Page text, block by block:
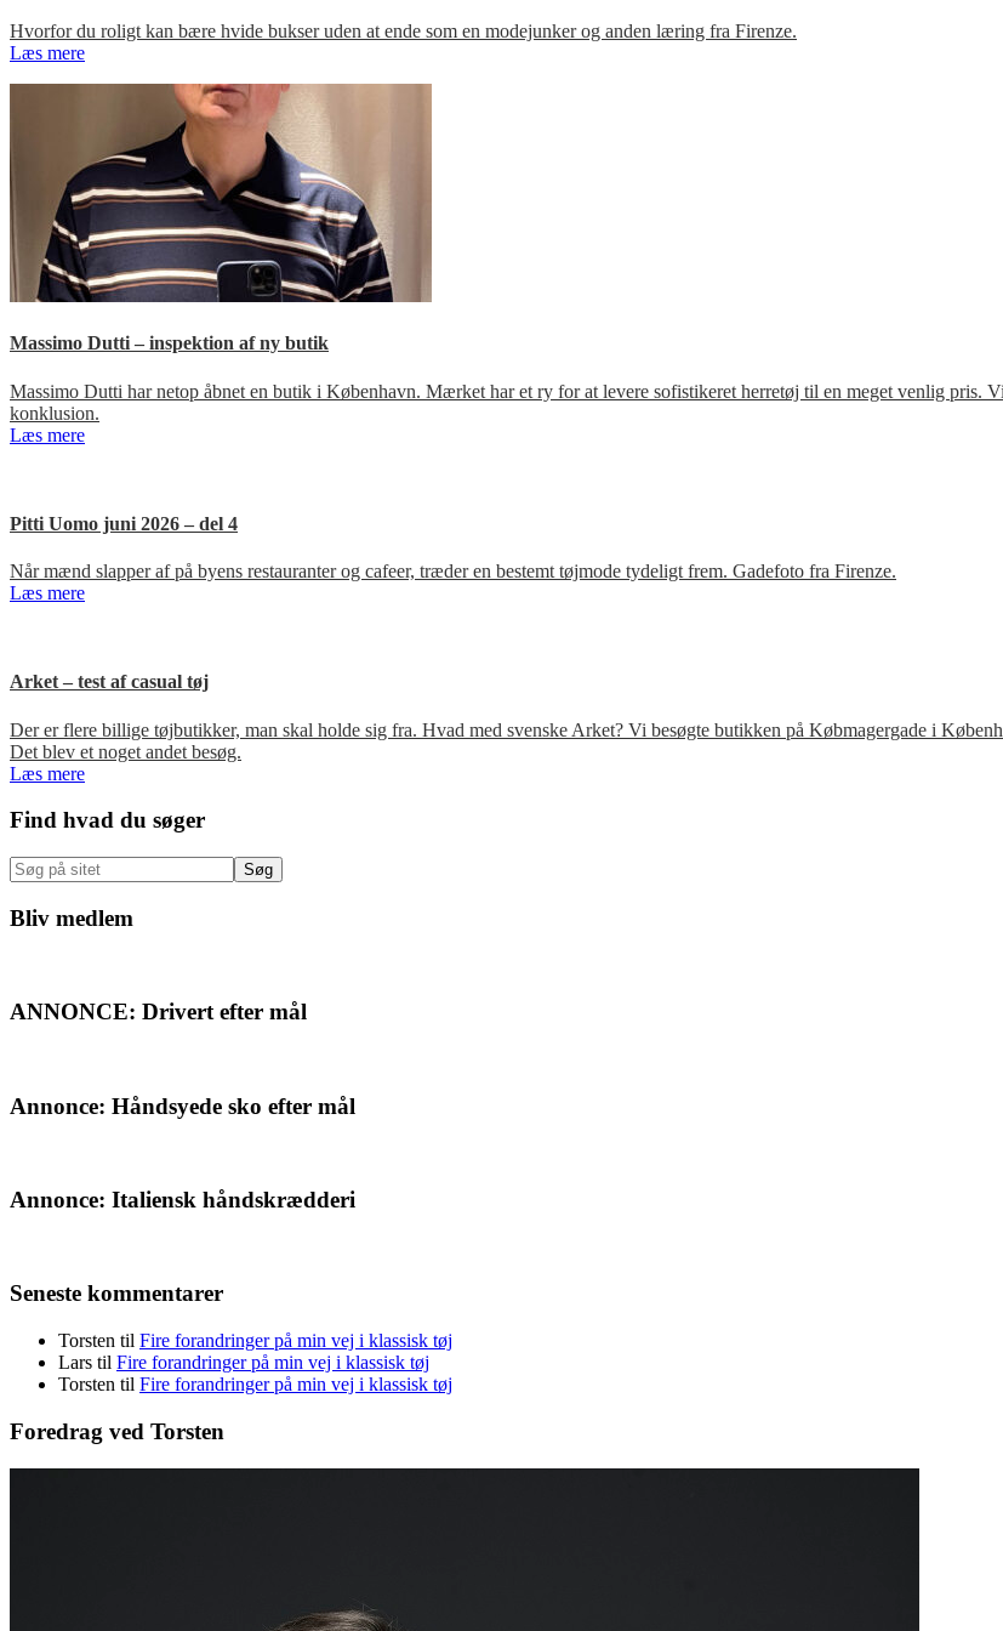
Hvorfor du roligt kan bære hvide bukser uden at ende som en modejunker og anden læring fra Firenze.
Læs mere
Massimo Dutti – inspektion af ny butik
Massimo Dutti har netop åbnet en butik i København. Mærket har et ry for at levere sofistikeret herretøj til en meget venlig pris.
konklusion.
Læs mere
Pitti Uomo juni 2026 – del 4
Når mænd slapper af på byens restauranter og cafeer, træder en bestemt tøjmode tydeligt frem. Gadefoto fra Firenze.
Læs mere
Arket – test af casual tøj
Der er flere billige tøjbutikker, man skal holde sig fra. Hvad med svenske Arket? Vi besøgte butikken på Købmagergade i
Det blev et noget andet besøg.
Læs mere
Primær
Sidebar
Find hvad du søger
Søg
på
sitet
Bliv medlem
ANNONCE: Drivert efter mål
Annonce: Håndsyede sko efter mål
Annonce: Italiensk håndskrædderi
Seneste kommentarer
Torsten til Fire forandringer på min vej i klassisk tøj
Lars til Fire forandringer på min vej i klassisk tøj
Torsten til Fire forandringer på min vej i klassisk tøj
Foredrag ved Torsten